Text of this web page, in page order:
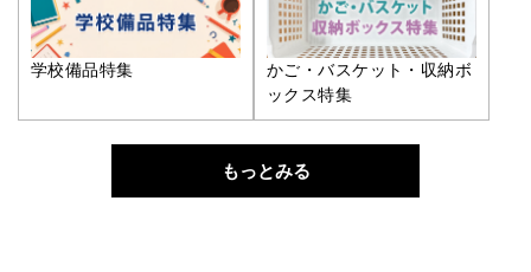
学校備品特集
かご・バスケット・収納ボ
ックス特集
もっとみる